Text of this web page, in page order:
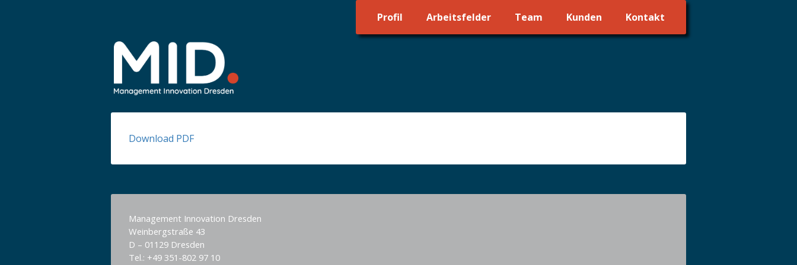
Profil Arbeitsfelder Team Kunden Kontakt
Download PDF
Management Innovation Dresden
Weinbergstraße 43
D – 01129 Dresden
Tel.: +49 351-802 97 10